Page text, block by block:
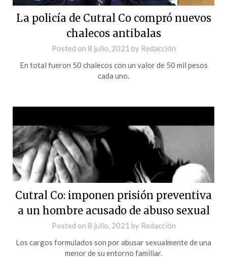
La policía de Cutral Co compró nuevos
chalecos antibalas
Posted on 8 julio, 2021 by Redacción
En total fueron 50 chalecos con un valor de 50 mil pesos
cada uno.
Cutral Co: imponen prisión preventiva
a un hombre acusado de abuso sexual
Posted on 8 julio, 2021 by Redacción
Los cargos formulados son por abusar sexualmente de una
menor de su entorno familiar.